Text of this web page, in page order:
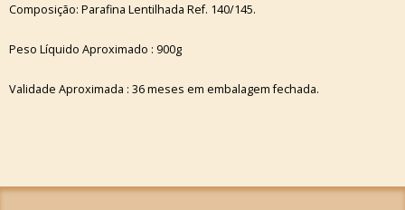
Composição: Parafina Lentilhada Ref. 140/145.
Peso Líquido Aproximado : 900g
Validade Aproximada : 36 meses em embalagem fechada.